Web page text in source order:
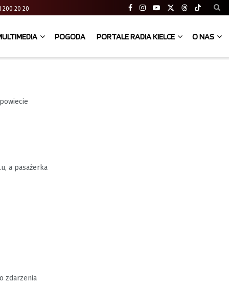
200 20 20
POGODA PORTALE RADIA KIELCE O NAS
a pasażerka
zdarzenia